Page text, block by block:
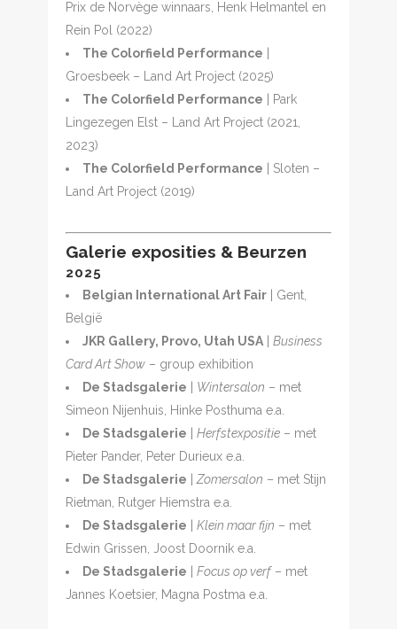
Prix de Norvège winnaars, Henk Helmantel en
Rein Pol (2022)
The Colorfield Performance
Groesbeek – Land Art Project (2025)
The Colorfield Performance | Park
Lingezegen Elst – Land Art Project (2021,
2023)
T he Colorfield Performance | Sloten –
Land Art Project (2019)
Galerie exposities & Beurzen
2025
Belgian International Art Fair | Gent,
België
JKR Gallery, Provo, Utah USA
Business
Card Art Show – group exhibition
De Stadsgalerie
Wintersalon – met
Simeon Nijenhuis, Hinke Posthuma e.a.
De Stadsgalerie
Herfstexpositie – met
Pieter Pander, Peter Durieux e.a.
De Stadsgalerie
Zomersalon – met Stijn
Rietman, Rutger Hiemstra e.a.
De Stadsgalerie
Klein maar fijn – met
Edwin Grissen, Joost Doornik e.a.
De Stadsgalerie
Focus op verf– met
Jannes Koetsier, Magna Postma e.a.